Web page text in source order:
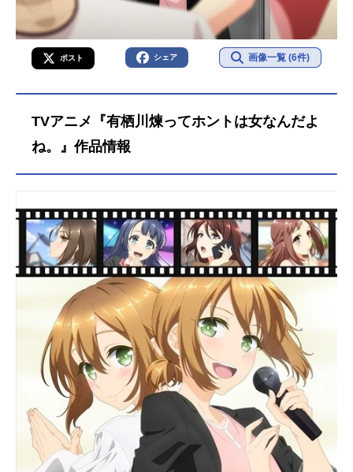
ポスト シェア 画像一覧 (6件)
TVアニメ『有栖川煉ってホントは女なんだよ
ね。』作品情報